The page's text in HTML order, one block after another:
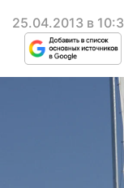
25.04.2013 в